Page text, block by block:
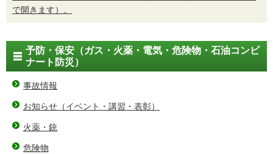
で開きます）。
予防・保安（ガス・火薬・電気・危険物・石油コンビ
ナート防災）
事故情報
お知らせ（イベント・講習・表彰）
火薬・銃
危険物